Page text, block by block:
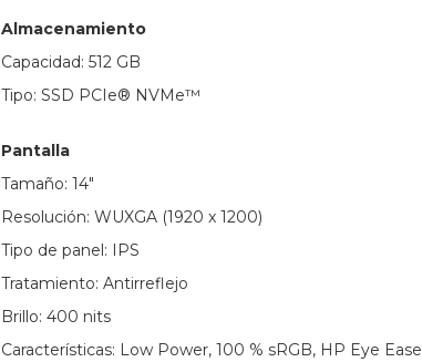
Almacenamiento
Capacidad: 512 GB
Tipo: SSD PCIe® NVMe™
Pantalla
Tamaño: 14"
Resolución: WUXGA (1920 x 1200)
Tipo de panel: IPS
Tratamiento: Antirreflejo
Brillo: 400 nits
Características: Low Power, 100 % sRGB, HP Eye Ease